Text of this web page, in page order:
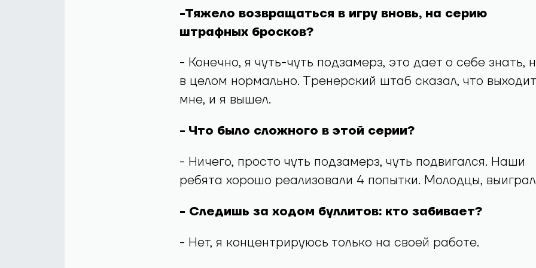
-Тяжело возвращаться в игру вновь, на серию
штрафных бросков?
- Конечно, я чуть-чуть подзамерз, это дает о себе знать,
в целом нормально. Тренерский штаб сказал, что
мне, и я вышел.
- Что было сложного в этой серии?
- Ничего, просто чуть подзамерз, чуть подвигался. Наши
ребята хорошо реализовали 4 попытки. Молодцы,
- Следишь за ходом буллитов: кто забивает?
- Нет, я концентрируюсь только на своей работе.